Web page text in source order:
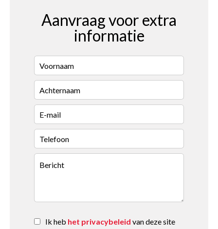
Aanvraag voor extra
informatie
Ik heb het privacybeleid van deze site